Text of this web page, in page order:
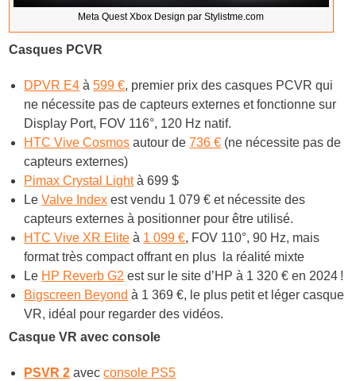
Meta Quest Xbox Design parStylistme.com
Casques PCVR
DPVR E4 à599 €, premier prix des casques PCVR qui
ne nécessite pas de capteurs externes et fonctionne sur
Display Port, FOV 116°, 120 Hz natif.
HTC Vive Cosmos autour de736 € (ne nécessite pas de
capteurs externes)
Pimax Crystal Lightà 699 $
LeValve Index est vendu 1 079 € et nécessite des
capteurs externes à positionner pour être utilisé.
HTC Vive XR Elite à 1 099 €, FOV 110°, 90 Hz, mais
format très compact offrant en plus la réalité mixte
Le HP Reverb G2 est sur le site d’HP à 1 320 € en 2024 !
Bigscreen Beyond à 1 369 €, le plus petit et léger casque
VR, idéal pour regarder des vidéos.
Casque VR avec console
PSVR 2 avecconsole PS5